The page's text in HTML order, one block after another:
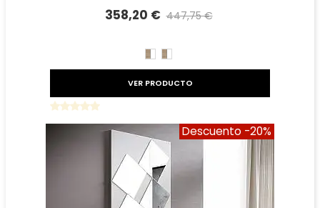
358,20 € 447,75 €
CAMBRIAN/BLANCO
BLANCO/CAMBRIAN
VER PRODUCTO
Descuento -20%